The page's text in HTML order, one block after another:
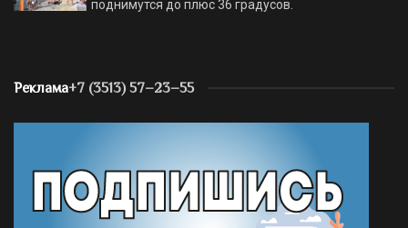
поднимутся до плюс 36 градусов.
Реклама+7 (3513) 57–23–55